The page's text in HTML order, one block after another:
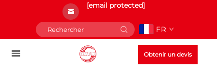
[email protected]
FR
Obtenir un devis